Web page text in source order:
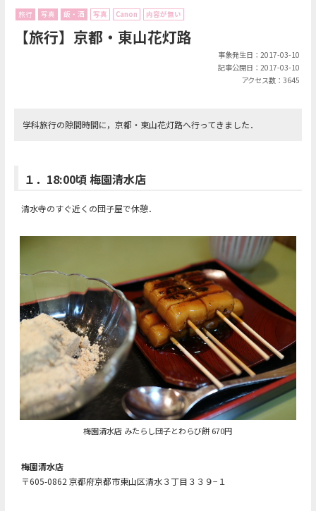
旅行 写真 飯・酒 写真 Canon 内容が無い
【旅行】京都・東山花灯路
事象発生日：2017-03-10
記事公開日：2017-03-10
アクセス数：3645
学科旅行の隙間時間に，京都・東山花灯路へ行ってきました．
１．18:00頃 梅園清水店
清水寺のすぐ近くの団子屋で休憩．
梅園清水店 みたらし団子とわらび餅 670円
梅園清水店
〒605-0862 京都府京都市東山区清水３丁目３３９−１